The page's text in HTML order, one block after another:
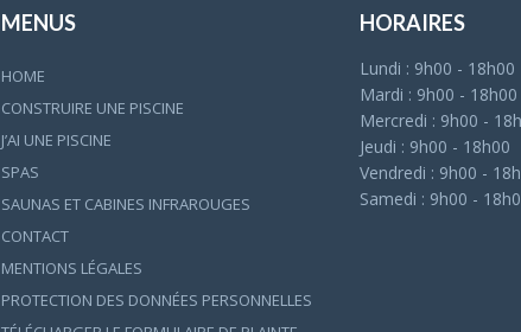
MENUS
HOME
CONSTRUIRE UNE PISCINE
J’AI UNE PISCINE
SPAS
SAUNAS ET CABINES INFRAROUGES
CONTACT
MENTIONS LÉGALES
PROTECTION DES DONNÉES PERSONNELLES
HORAIRES
Lundi : 9h00 - 18h00
Mardi : 9h00 - 18h00
Mercredi : 9h00 -
Jeudi : 9h00 - 18h00
Vendredi : 9h00 -
Samedi : 9h00 -